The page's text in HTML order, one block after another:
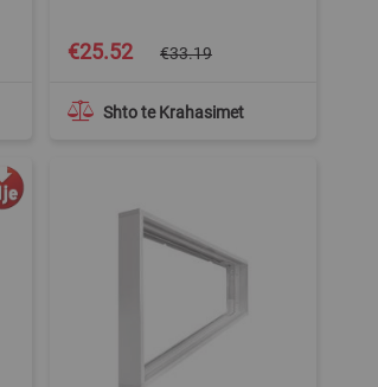
Shto te Krahasimet
Special
Price
€25.52 €33.19